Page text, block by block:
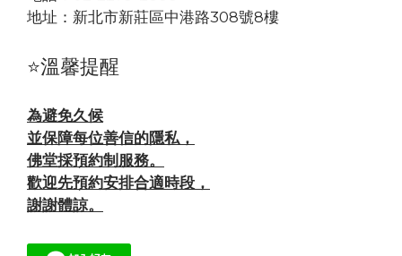
地址： 新北市新莊區中港路308號8樓
⭐溫馨提醒
為避免久候
並保障每位善信的隱私，
佛堂採預約制服務。
歡迎先預約安排合適時段，
謝謝體諒。